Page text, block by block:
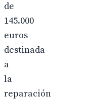
de
145.000
euros
destinada
a
la
reparación